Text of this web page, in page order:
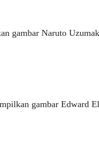
gambar Naruto
gambar Edward